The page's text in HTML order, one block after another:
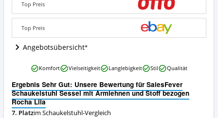
Armlehnen
und
Stoff
bezogen
Rocha
Lila
dieser
Schaukelstuhl
erhältlich?
Top Preis
Top Preis
Angebotsübersicht
Ergebnis Sehr Gut: Unsere Bewertung für SalesFever
Schaukelstuhl Sessel mit Armlehnen und Stoff bezogen
Rocha Lila
7. Platzim Schaukelstuhl-Vergleich
SalesFever
Schaukelstuhl
Sessel
mit
Armlehnen
und
Komfort Vielseitigkeit Langlebigkeit Stil Qualität